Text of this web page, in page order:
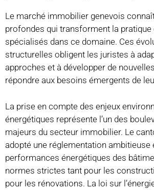
Le marché immobilier genevois
profondes qui transforment la pratique
spécialisés dans ce domaine. Ces
structurelles obligent les juristes à
approches et à développer de
répondre aux besoins émergents de
La prise en compte des enjeux
énergétiques représente l’un des
majeurs du secteur immobilier. Le
adopté une réglementation ambitieuse
performances énergétiques des
normes strictes tant pour les
pour les rénovations. La loi sur